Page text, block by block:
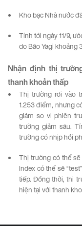
Kho bạc Nhà nước
Tính tới ngày 11/9,
do Bão Yagi khoảng
Nhận định thị
thanhkhoảnthấp
Thị trường rơi vào
1.253 điểm, nhưng
giảm so vi phiên
trường giảm sâu.
trường có nhịp hồi
Thị trường có thể
Index có thể sẽ
tiếp. Đồng thời, thi
hiện tại với thanh